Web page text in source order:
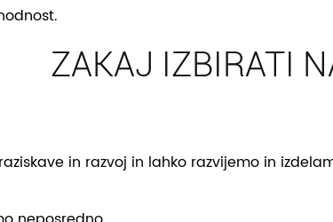
ZAKAJ IZBIRATI
in razvoj in lahko razvijemo in